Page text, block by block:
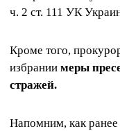
ч. 2 ст. 111 УК
Кроме того,
избрании меры
стражей.
Напомним, как